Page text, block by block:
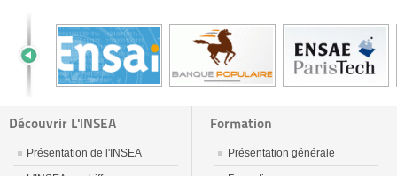
Découvrir L'INSEA
Présentation de l'INSEA
Formation
Présentation générale